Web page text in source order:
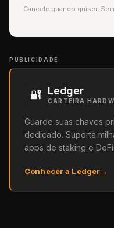
Cancele quando quiser.
PUBLICIDADE
🔐 Ledger
Guarde suas chaves
dedicado. Suporta
apps de staking e DeFi.
Conhecer a Ledger→